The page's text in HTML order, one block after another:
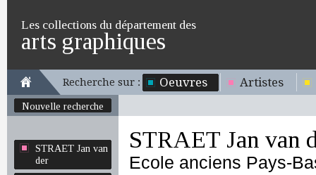
Les collections du département des
arts graphiques
Recherche sur : Oeuvres Artistes
Nouvelle recherche
STRAET Jan van
der
STRAET Jan van
Ecole anciens Pays-